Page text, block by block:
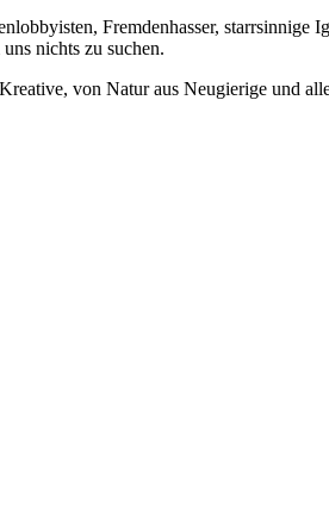
Fremdenhasser,
nichts zu suchen.
von Natur aus Neugierige und